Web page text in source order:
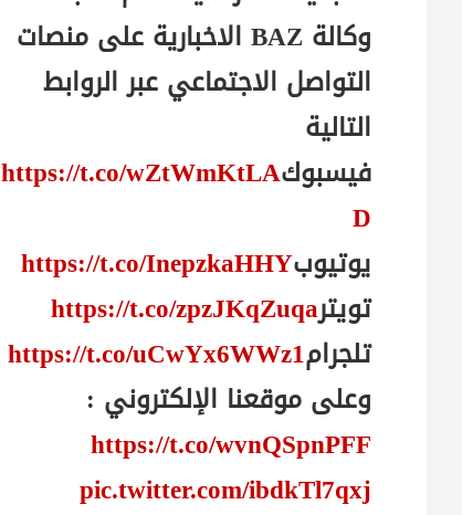
وكالة BAZ الاخبارية على منصات
التواصل الاجتماعي عبر الروابط
التالية
فيسبوكhttps://t.co/wZtWmKtLA
D
يوتيوبhttps://t.co/InepzkaHHY
تويترhttps://t.co/zpzJKqZuqa
تلجرامhttps://t.co/uCwYx6WWz1
وعلى موقعنا الإلكتروني :
https://t.co/wvnQSpnPFF
pic.twitter.com/ibdkTl7qxj